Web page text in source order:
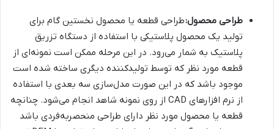
طراحی محصول:طراحی قطعه یا محصول نخستین گام برای
تولید یک محصول پلاستیکی با استفاده از دستگاه تزریق
پلاستیک به شمار می‌رود. در این مرحله ممکن است نمونه‌ای از
قطعه مورد نظر که توسط تولید‌کننده دیگری ساخته شده است
موجود باشد که در این صورت مدل‌سازی سه بعدی با استفاده
از نرم افزارهای CAD از روی نمونه شاهد انجام می‌شود. چنانچه
قطعه یا محصول مورد نظر دارای طراحی منحصر‌به‌فردی باشد